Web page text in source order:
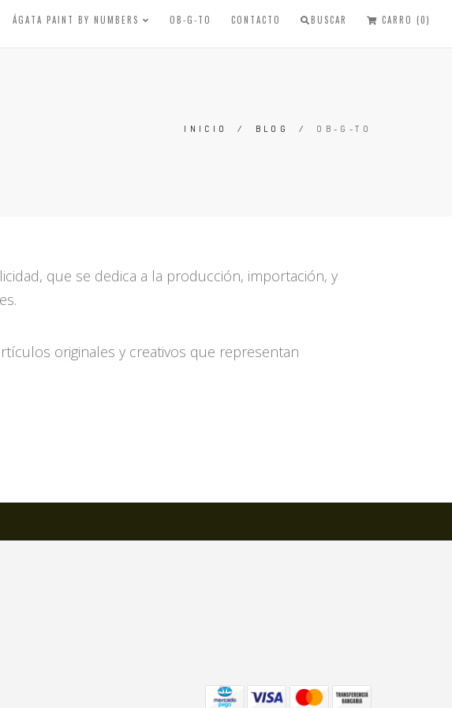
ÁGATA PAINT BY NUMBERS OB-G-TO CONTACTO BUSCAR CARRO (0)
INICIO / BLOG / OB-G-TO
que se dedica a la producción, importación, y
originales y creativos que representan